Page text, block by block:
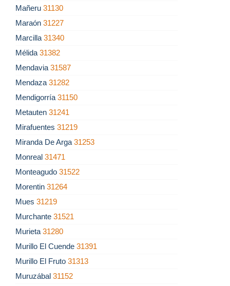
Mañeru 31130
Maraón 31227
Marcilla 31340
Mélida 31382
Mendavia 31587
Mendaza 31282
Mendigorría 31150
Metauten 31241
Mirafuentes 31219
Miranda De Arga 31253
Monreal 31471
Monteagudo 31522
Morentin 31264
Mues 31219
Murchante 31521
Murieta 31280
Murillo El Cuende 31391
Murillo El Fruto 31313
Muruzábal 31152